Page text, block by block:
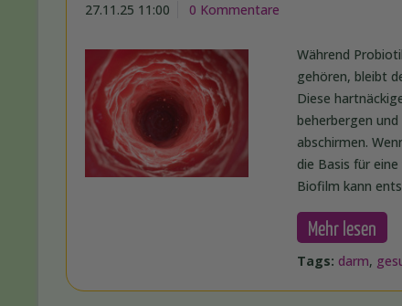
27.11.25 11:00 0 Kommentare
Während
gehören, bleibt
Diese
beherbergen
abschirmen.
die Basis für
Biofilm kann
Mehr lesen
Tags: darm,